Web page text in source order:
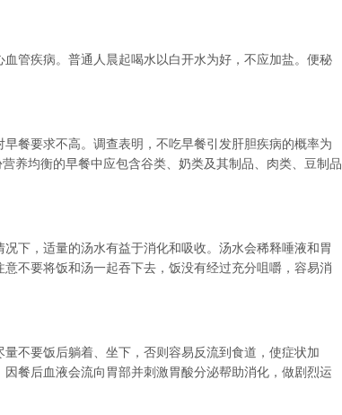
疾病。普通人晨起喝水以白开水为好，不应加盐。便秘
要求不高。调查表明，不吃早餐引发肝胆疾病的概率为
养均衡的早餐中应包含谷类、奶类及其制品、肉类、豆制品
，适量的汤水有益于消化和吸收。汤水会稀释唾液和胃
不要将饭和汤一起吞下去，饭没有经过充分咀嚼，容易消
要饭后躺着、坐下，否则容易反流到食道，使症状加
餐后血液会流向胃部并刺激胃酸分泌帮助消化，做剧烈运